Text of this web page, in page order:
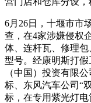
6月26日，十堰市市
查，在4家涉嫌侵权
体、连杆瓦、修理包
型号。经康明斯打
（中国）投资有限
标、东风汽车公司“
标，在专用紫光灯电